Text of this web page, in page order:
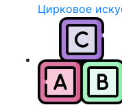
Цирковое